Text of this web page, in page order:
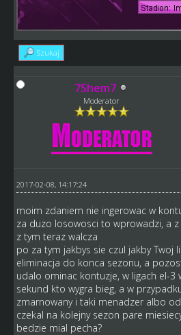
Szukaj
7Shem7
Moderator
2017-02-08, 14:17:24
moim zdaniem nie ingerowac w
za duzo losowosci to wprowadzi, a
z tym teraz walcza
po za tym jakbys sie czul jakby Twoj
eliminacja do konca sezonu, a
udalo ominac kontuzje, w ligach el-3
sekund kto wygra bieg, a w
zmarnowany i taki menadzer albo
czekal na kolejny sezon pare
bedzie mial pecha?